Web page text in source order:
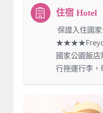
：保證入住國
國家公園飯
行拖運行李，